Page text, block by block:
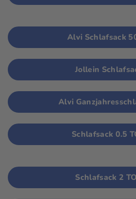
Alvi Schlafsack
Jollein
Alvi
Schlafsack 0.5
Schlafsack 2